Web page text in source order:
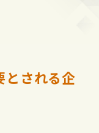
とされる企